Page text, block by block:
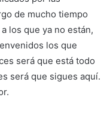
de mucho tiempo
los que ya no están,
los que
será que está todo
será que sigues aquí.